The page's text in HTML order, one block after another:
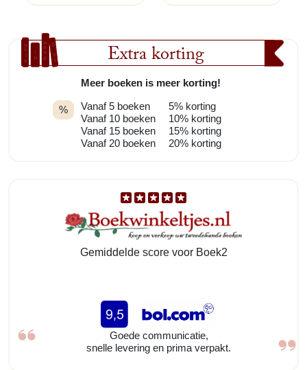
Extra korting
%
Meer boeken is meer korting!
Vanaf 5 boeken
Vanaf 10 boeken
Vanaf 15 boeken
Vanaf 20 boeken
5% korting
10% korting
15% korting
20% korting
Gemiddelde score voor Boek2
Goede communicatie,
snelle levering en prima verpakt.